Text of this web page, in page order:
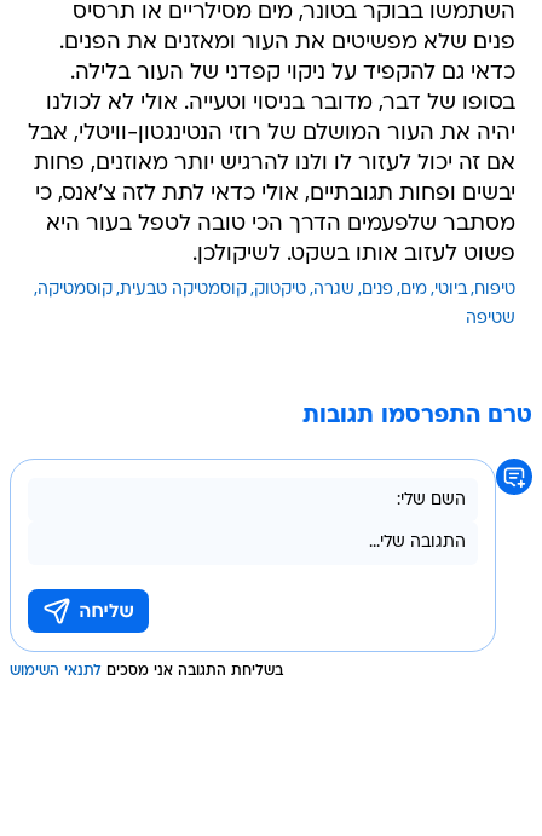
השתמשו בבוקר בטונר, מים מסילריים או תרסיס
פנים שלא מפשיטים את העור ומאזנים את הפנים.
כדאי גם להקפיד על ניקוי קפדני של העור בלילה.
בסופו של דבר, מדובר בניסוי וטעייה. אולי לא לכולנו
יהיה את העור המושלם של רוזי הנטינגטון-וויטלי, אבל
אם זה יכול לעזור לו ולנו להרגיש יותר מאוזנים, פחות
יבשים ופחות תגובתיים, אולי כדאי לתת לזה צ'אנס, כי
מסתבר שלפעמים הדרך הכי טובה לטפל בעור היא
פשוט לעזוב אותו בשקט. לשיקולכן.
טיפוח ביוטי מים פנים שגרה טיקטוק קוסמטיקה טבעית קוסמטיקה
שטיפה
טרם התפרסמו תגובות
בשליחת התגובה אני מסכים לתנאי השימוש